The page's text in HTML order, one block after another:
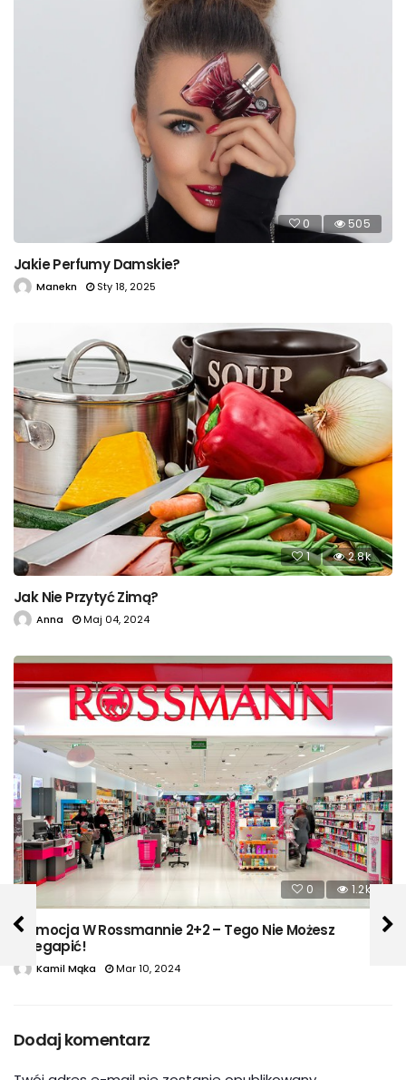
0 505
Jakie Perfumy Damskie?
Manekn Sty 18, 2025
1 2.8k
Jak Nie Przytyć Zimą?
Anna Maj 04, 2024
0 1.2k
Promocja W Rossmannie 2+2 – Tego Nie Możesz
Przegapić!
Kamil Mąka Mar 10, 2024
Dodaj komentarz